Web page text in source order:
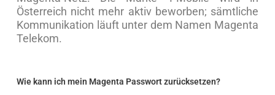
Österreich nicht mehr aktiv beworben; sämtliche
Kommunikation läuft unter dem Namen Magenta
Telekom.
Wie kann ich mein Magenta Passwort zurücksetzen?